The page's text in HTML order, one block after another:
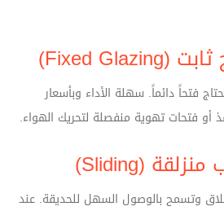
فتحاً دائماً. سهلة الأداء وبأسعار
أو فتحات تهوية منفصلة لتحريك الهواء.
وتسمح بالوصول السهل للحديقة. عند